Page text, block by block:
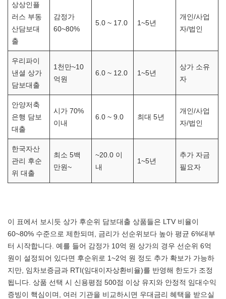
상상인플
러스 부동
산담보대
출
감정가
60~80%
5.0 ~ 17.0 1~5년
개인/사업
자/법인
우리파이
낸셜 상가
담보대출
1천만~10
억원
6.0 ~ 12.0 1~5년
상가 소유
자
안양저축
은행 담보
대출
시가 70%
이내
6.0 ~ 9.0 최대 5년
개인/사업
자/법인
한국자산
관리 후순
위 대출
최소 5백
만원~
~20.0 이
내
1~5년
추가 자금
필요자
이 표에서 보시듯 상가 후순위 담보대출 상품들은 LTV 비율이
60~80% 수준으로 제한되며, 금리가 선순위보다 높아 평균 6%대부
터 시작합니다. 예를 들어 감정가 10억 원 상가의 경우 선순위 6억
원이 설정되어 있다면 후순위로 1~2억 원 정도 추가 확보가 가능하
지만, 임차보증금과 RTI(임대이자상환비율)를 반영해 한도가 조정
됩니다. 상품 선택 시 신용평점 500점 이상 유지와 안정적 임대수익
증빙이 핵심이며, 여러 기관을 비교하시면 우대금리 혜택을 받으실